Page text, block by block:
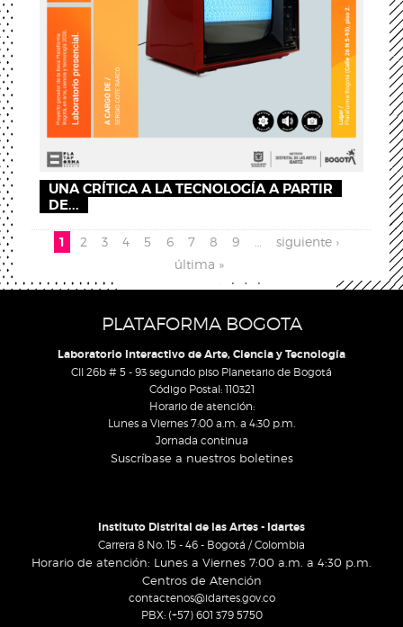
UNA CRÍTICA A LA TECNOLOGÍA A PARTIR
DE...
Pages
1 2 3 4 5 6 7 8 9
siguiente ›
última »
PLATAFORMA BOGOTA
Laboratorio Interactivo de Arte, Ciencia y Tecnología
Cll 26b # 5 - 93 segundo piso Planetario de Bogotá
Código Postal: 110321
Horario de atención:
Lunes a Viernes 7:00 a.m. a 4:30 p.m.
Jornada continua
Suscríbase a nuestros boletines
Instituto Distrital de las Artes - Idartes
Carrera 8 No. 15 - 46 - Bogotá / Colombia
Horario de atención: Lunes a Viernes 7:00 a.m. a 4:30 p.m.
Centros de Atención
contactenos@idartes.gov.co
PBX: (+57) 601 379 5750